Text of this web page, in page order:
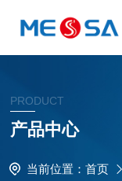
PRODUCT
产品中心
当前位置： 首页